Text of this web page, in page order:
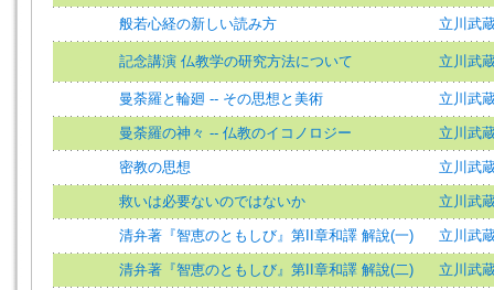
般若心経の新しい読み方 立川武
記念講演 仏教学の研究方法について 立川武
曼荼羅と輪廻 -- その思想と美術 立川武
曼荼羅の神々 -- 仏教のイコノロジー 立川武
密教の思想 立川武
救いは必要ないのではないか 立川武
清弁著『智恵のともしび』第II章和譯 解說(一) 立川武
清弁著『智恵のともしび』第II章和譯 解說(二) 立川武